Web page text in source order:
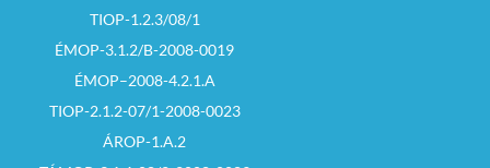
TIOP-1.2.3/08/1
ÉMOP-3.1.2/B-2008-0019
ÉMOP–2008-4.2.1.A
TIOP-2.1.2-07/1-2008-0023
ÁROP-1.A.2